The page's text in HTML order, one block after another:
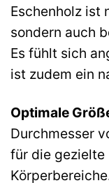
Eschenholz ist
sondern auch
Es fühlt sich
ist zudem ein
Optimale
Durchmesser
für die gezielte